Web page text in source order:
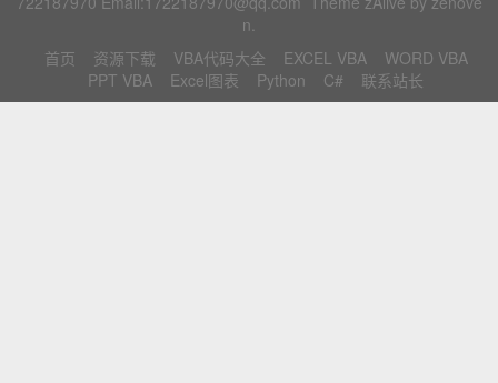
n.
首页
资源下载 VBA代码大全 EXCEL VBA
WORD VBA
PPT VBA
Excel图表 Python C# 联系站长